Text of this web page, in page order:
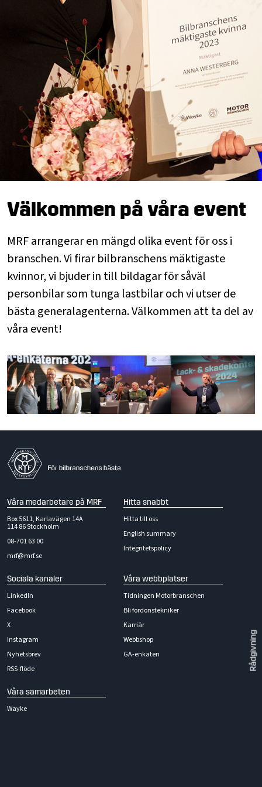
Rådgivning
Välkommen på våra event
MRF arrangerar en mängd olika event för oss i
branschen. Vi firar bilbranschens mäktigaste
kvinnor, vi bjuder in till bildagar för såväl
personbilar som tunga lastbilar och vi utser de
bästa generalagenterna. Välkommen att ta del av
våra event!
Våra medarbetare på MRF
Box 5611, Karlavägen 14A
114 86 Stockholm
08-701 63 00
mrf@mrf.se
Hitta snabbt
Hitta till oss
English summary
Integritetspolicy
Sociala kanaler
LinkedIn
Facebook
X
Instagram
Nyhetsbrev
RSS-flöde
Våra webbplatser
Tidningen Motorbranschen
Bli fordonstekniker
Karriär
Webbshop
GA-enkäten
Våra samarbeten
Wayke